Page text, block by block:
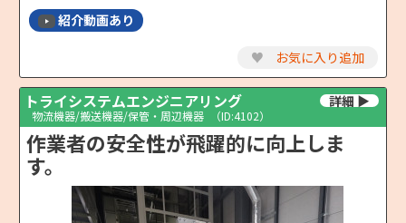
紹介動画あり
♥ お気に入り追加
トライシステムエンジニアリング
物流機器/搬送機器/保管・周辺機器 （ID:4102）
作業者の安全性が飛躍的に向上しま
す。